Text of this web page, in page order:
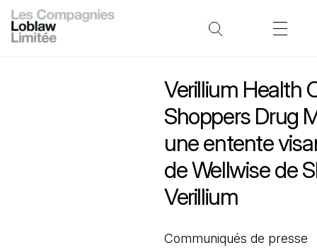
Verillium Health
Shoppers Drug
une entente
de Wellwise de
Verillium
Communiqués de presse